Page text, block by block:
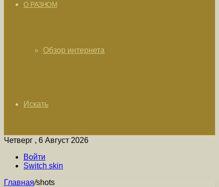
О РАЗНОМ
Обзор интернета
Искать
Четверг , 6 Август 2026
Войти
Switch skin
Главная/shots